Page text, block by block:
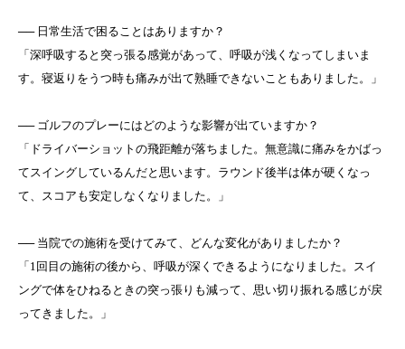
── 日常生活で困ることはありますか？
「深呼吸すると突っ張る感覚があって、呼吸が浅くなってしまいま
す。寝返りをうつ時も痛みが出て熟睡できないこともありました。」
── ゴルフのプレーにはどのような影響が出ていますか？
「ドライバーショットの飛距離が落ちました。無意識に痛みをかばっ
てスイングしているんだと思います。ラウンド後半は体が硬くなっ
て、スコアも安定しなくなりました。」
── 当院での施術を受けてみて、どんな変化がありましたか？
「1回目の施術の後から、呼吸が深くできるようになりました。スイ
ングで体をひねるときの突っ張りも減って、思い切り振れる感じが戻
ってきました。」